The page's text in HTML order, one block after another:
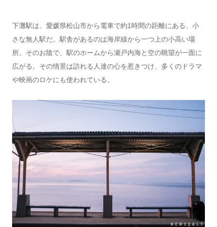
下灘駅は、愛媛県松山市から電車で約1時間の距離にある、小
さな無人駅だ。駅舎があるのは海岸線から一つ上の小高い場
所。そのお陰で、駅のホームから瀬戸内海と空の眺望が一面に
広がる。その情景は訪れる人達の心を惹きつけ、多くのドラマ
や映画のロケにも使われている。